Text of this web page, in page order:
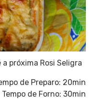
próxima Rosi Seligra
de Preparo: 20min
Tempo de Forno: 30min